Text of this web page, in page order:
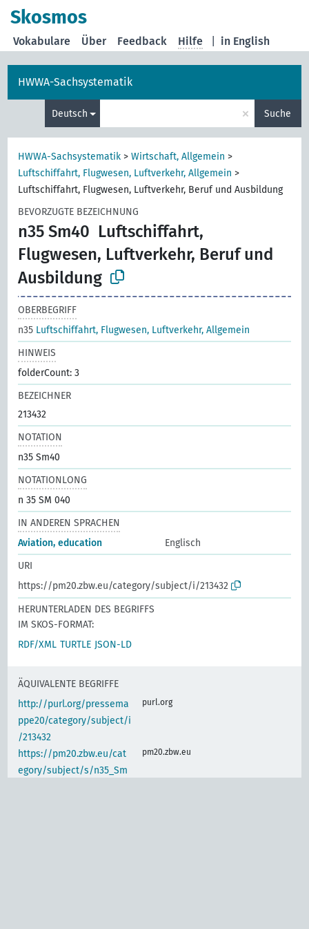
Skosmos
in English
Vokabulare Über Feedback Hilfe
HWWA-Sachsystematik
Deutsch × Suche
HWWA-Sachsystematik >Wirtschaft, Allgemein >
Luftschiffahrt, Flugwesen, Luftverkehr, Allgemein >
Luftschiffahrt, Flugwesen, Luftverkehr, Beruf und Ausbildung
BEVORZUGTE BEZEICHNUNG
n35 Sm40 Luftschiffahrt,
Flugwesen, Luftverkehr, Beruf und
Ausbildung
OBERBEGRIFF
n35 Luftschiffahrt, Flugwesen, Luftverkehr, Allgemein
HINWEIS
folderCount: 3
BEZEICHNER
213432
NOTATION
n35 Sm40
NOTATIONLONG
n 35 SM 040
IN ANDEREN SPRACHEN
Aviation, education
Englisch
URI
https://pm20.zbw.eu/category/subject/i/213432
HERUNTERLADEN DES BEGRIFFS
IM SKOS-FORMAT:
RDF/XML TURTLE JSON-LD
ÄQUIVALENTE BEGRIFFE
http://purl.org/pressema
ppe20/category/subject/i
/213432
purl.org
https://pm20.zbw.eu/cat
egory/subject/s/n35_Sm
pm20.zbw.eu